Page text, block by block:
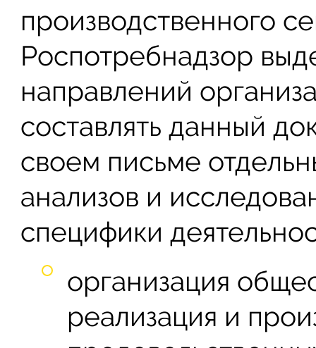
производственного
Роспотребнадзор
направлений
составлять данный
своем письме
анализов и
специфики
организация
реализация и